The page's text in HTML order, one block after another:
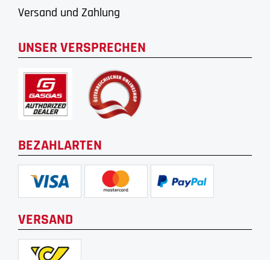
Versand und Zahlung
UNSER VERSPRECHEN
BEZAHLARTEN
VERSAND